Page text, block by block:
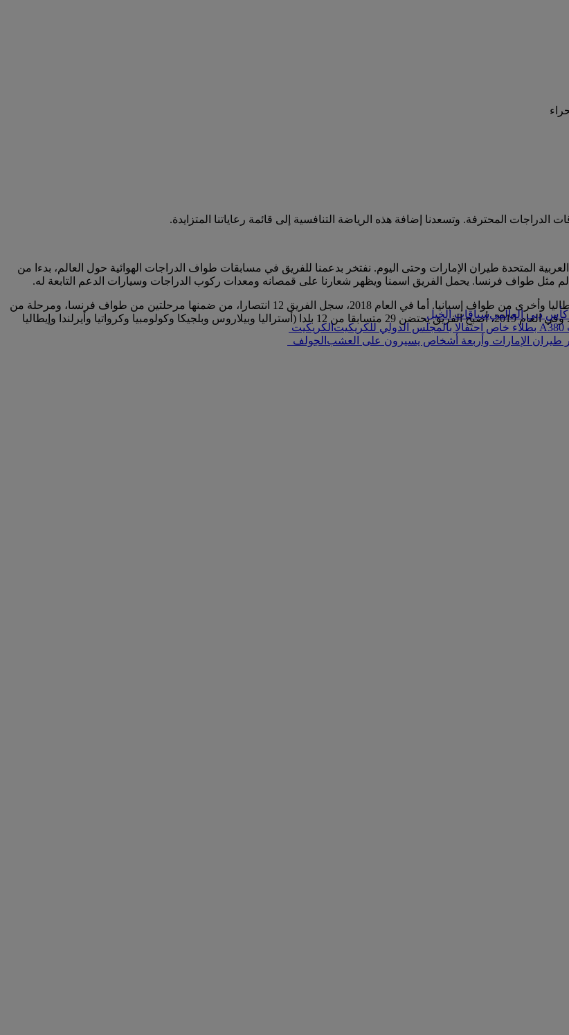
المحترفة. وتسعدنا إضافة هذه الرياضة التنافسية إلى قائمة رعاياتنا المتزايدة.
العربية المتحدة طيران الإمارات وحتى اليوم. نفتخر بدعمنا للفريق في مسابقات طواف الدراجات الهوائية حول العالم، بدءا من
مثل طواف فرنسا. يحمل الفريق اسمنا ويظهر شعارنا على قمصانه ومعدات ركوب الدراجات وسيارات الدعم التابعة له.
في العام 2017، سجل فريق الإمارات 19 انتصارا، بما في ذلك مرحلة من طواف إيطاليا وأخرى من طواف إسبانيا. أما في العام 2018، سجل الفريق 12 انتصارا، من ضمنها مرحلتين من طواف فرنسا، ومرحلة من
كل من طواف أبوظبي، وإشبورن فرانكفورت وبطولة آسيا للسباقات على الطرق. وفي العام 2019، أصبح الفريق يحتضن 29 متسابقا من 12 بلدا (أستراليا وبيلاروس وبلجيكا وكولومبيا وكرواتيا وأيرلندا وإيطاليا
سباقات الخيل
الكريكيت
الجولف